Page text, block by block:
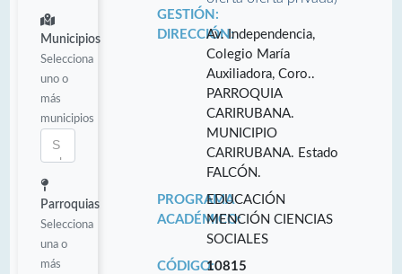
Municipios
Selecciona
uno o
más
municipios
Parroquias
Selecciona
una o
más
GESTIÓN:
DIRECCIÓN:Av. Independencia,
Colegio María
Auxiliadora, Coro..
PARROQUIA
CARIRUBANA.
MUNICIPIO
CARIRUBANA. Estado
FALCÓN.
PROGRAMA
ACADÉMICO:
EDUCACIÓN
MENCIÓN CIENCIAS
SOCIALES
CÓDIGO:10815